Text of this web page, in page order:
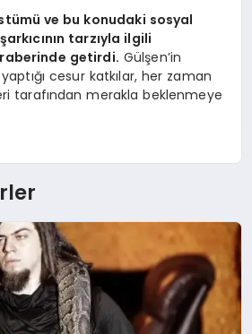
ve bu konudaki sosyal
tarzıyla ilgili
getirdi. Gülşen’in
cesur katkılar, her zaman
tarafından merakla beklenmeye